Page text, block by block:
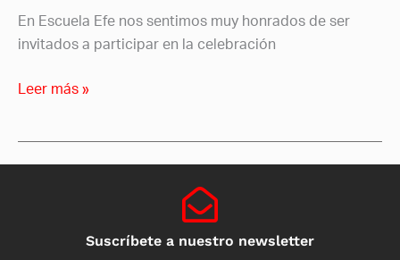
En Escuela Efe nos sentimos muy honrados de ser
invitados a participar en la celebración
Rozas
Botrán.
Leer más »
Suscríbete a nuestro newsletter